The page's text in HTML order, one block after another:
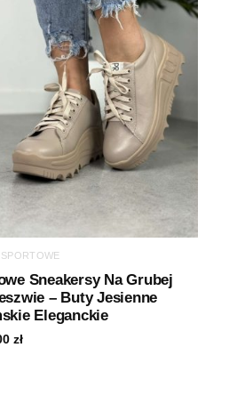
Sneakersy Na Grubej
– Buty Jesienne
Eleganckie
zł